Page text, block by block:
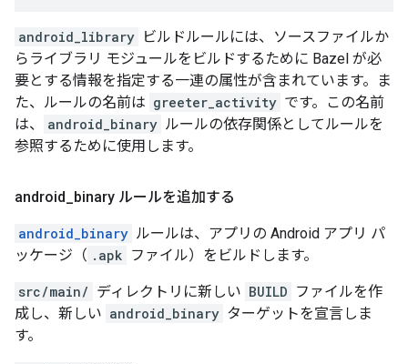
android_library ビルドルールには、ソースファイルか
らライブラリ モジュールをビルドするために Bazel が必
要とする情報を指定する一連の属性が含まれています。ま
た、ルールの名前は greeter_activity です。この名前
は、
android_binary ルールの依存関係としてルールを
参照するために使用します。
android binary ルールを追加する
android_binary ルールは、アプリの Android アプリ パ
ッケージ（ .apk ファイル）をビルドします。
src/main/ ディレクトリに新しい BUILD ファイルを作
成し、新しい android_binary ターゲットを宣言しま
す。